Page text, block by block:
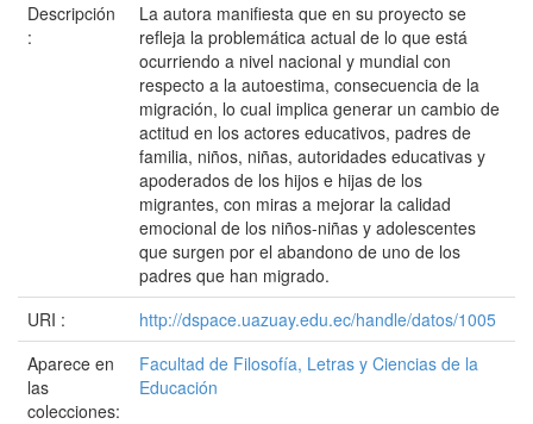
Descripción
:
La autora manifiesta que en su proyecto se
refleja la problemática actual de lo que está
ocurriendo a nivel nacional y mundial con
respecto a la autoestima, consecuencia de la
migración, lo cual implica generar un cambio de
actitud en los actores educativos, padres de
familia, niños, niñas, autoridades educativas y
apoderados de los hijos e hijas de los
migrantes, con miras a mejorar la calidad
emocional de los niños-niñas y adolescentes
que surgen por el abandono de uno de los
padres que han migrado.
URI :
http://dspace.uazuay.edu.ec/handle/datos/1005
Aparece en
las
colecciones:
Facultad de Filosofía, Letras y Ciencias de la
Educación